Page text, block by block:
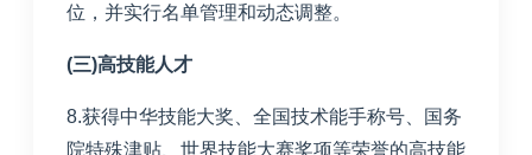
位，并实行名单管理和动态调整。
(三)高技能人才
8.获得中华技能大奖、全国技术能手称号、国务
院特殊津贴、世界技能大赛奖项等荣誉的高技能